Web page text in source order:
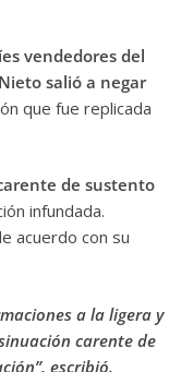
vendedores del
salió a negar
que fue replicada
de sustento
infundada.
acuerdo con su
a la ligera y
carente de
escribió.